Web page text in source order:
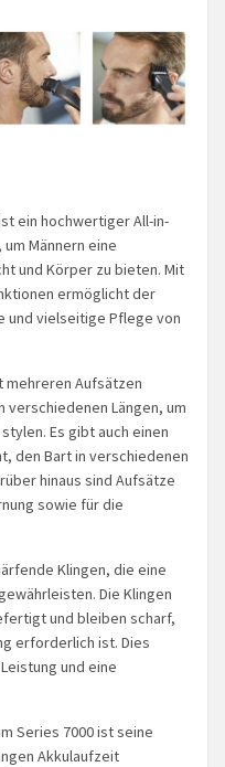
ein hochwertiger All-in-
Männern eine
und Körper zu bieten. Mit
ermöglicht der
und vielseitige Pflege von
mehreren Aufsätzen
Längen, um
Es gibt auch einen
den Bart in verschiedenen
hinaus sind Aufsätze
sowie für die
Klingen, die eine
Die Klingen
und bleiben scharf,
erforderlich ist. Dies
und eine
Series 7000 ist seine
Akkulaufzeit